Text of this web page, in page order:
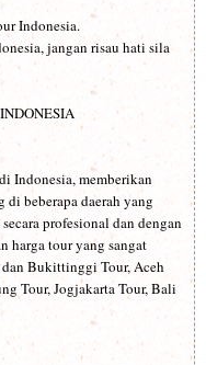
Indonesia.
jangan risau hati sila
Indonesia, memberikan
beberapa daerah yang
profesional dan dengan
harga tour yang sangat
dan Bukittinggi Tour, Aceh
Tour, Jogjakarta Tour, Bali